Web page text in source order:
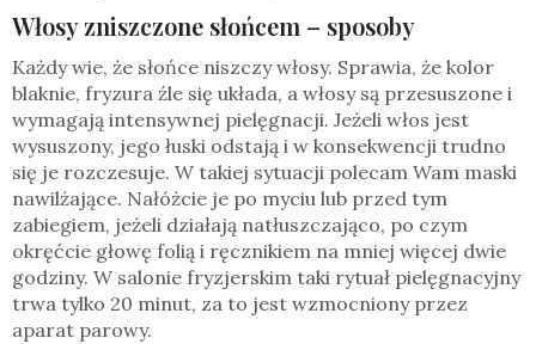
Włosy zniszczone słońcem – sposoby
Każdy wie, że słońce niszczy włosy. Sprawia, że kolor
blaknie, fryzura źle się układa, a włosy są przesuszone i
wymagają intensywnej pielęgnacji. Jeżeli włos jest
wysuszony, jego łuski odstają i w konsekwencji trudno
się je rozczesuje. W takiej sytuacji polecam Wam maski
nawilżające. Nałóżcie je po myciu lub przed tym
zabiegiem, jeżeli działają natłuszczająco, po czym
okręćcie głowę folią i ręcznikiem na mniej więcej dwie
godziny. W salonie fryzjerskim taki rytuał pielęgnacyjny
trwa tylko 20 minut, za to jest wzmocniony przez
aparat parowy.